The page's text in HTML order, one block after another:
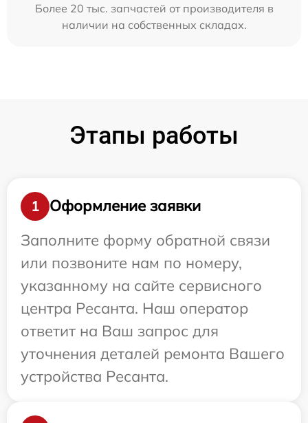
Более 20 тыс. запчастей от производителя в
наличии на собственных складах.
Этапы работы
1
Оформление заявки
Заполните форму обратной связи
или позвоните нам по номеру,
указанному на сайте сервисного
центра Ресанта. Наш оператор
ответит на Ваш запрос для
уточнения деталей ремонта Вашего
устройства Ресанта.